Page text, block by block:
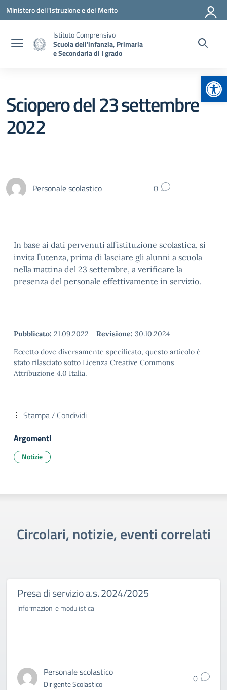
Vai ai contenuti
Vai al menu di navigazione
Vai al footer
Ministero dell'Istruzione e del Merito
Istituto Comprensivo
Scuola dell'infanzia, Primaria
e Secondaria di I grado
Sciopero del 23 settembre
2022
Personale scolastico 0
In base ai dati pervenuti all’istituzione scolastica, si
invita l’utenza, prima di lasciare gli alunni a scuola
nella mattina del 23 settembre, a verificare la
presenza del personale effettivamente in servizio.
Pubblicato: 21.09.2022 - Revisione: 30.10.2024
Eccetto dove diversamente specificato, questo articolo è
stato rilasciato sotto Licenza Creative Commons
Attribuzione 4.0 Italia.
Stampa / Condividi
Argomenti
Notizie
Circolari, notizie, eventi correlati
Presa di servizio a.s. 2024/2025
Informazioni e modulistica
Personale scolastico
Dirigente Scolastico 0